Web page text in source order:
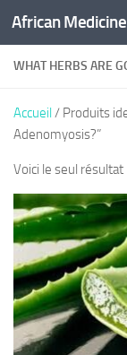
Au dessous du
African
WHAT HERBS ARE
Accueil/ Produits
Adenomyosis?”
Voici le seul résultat